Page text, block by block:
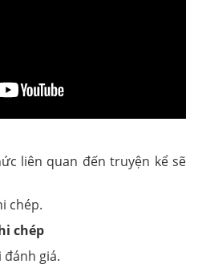
liên quan đến truyện kể sẽ
chép.
chép
đánh giá.